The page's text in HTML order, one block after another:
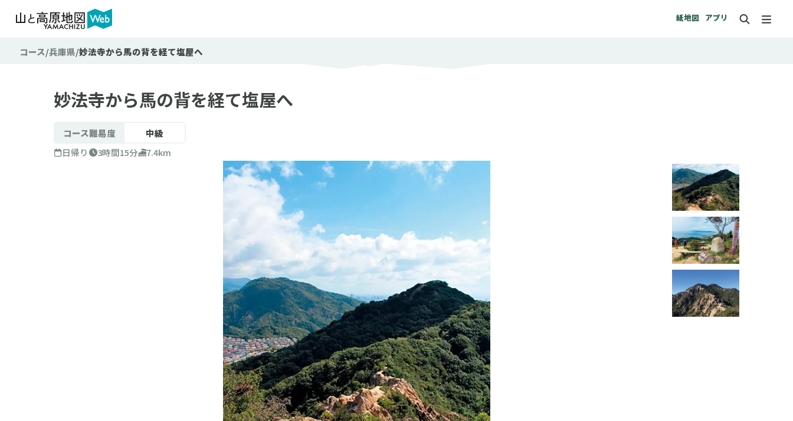
紙地図 アプリ
コース 兵庫県 妙法寺から馬の背を経て塩屋へ
妙法寺から馬の背を経て塩屋へ
コース難易度
中級
日帰り
3時間15分 7.4km
岩場やクサリ場などがなく、問題なく歩ける